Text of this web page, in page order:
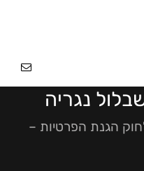
עמוד הבית
נגריה
בהתאם לתיקון 13 לחוק הגנת הפרטיות –